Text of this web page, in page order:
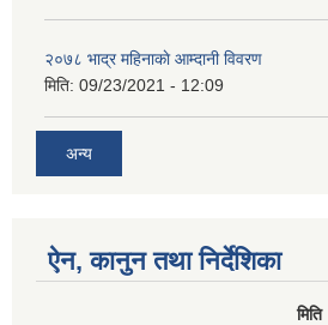
२०७८ भाद्र महिनाकाे आम्दानी विवरण
मिति: 09/23/2021 - 12:09
अन्य
ऐन, कानुन तथा निर्देशिका
मिति